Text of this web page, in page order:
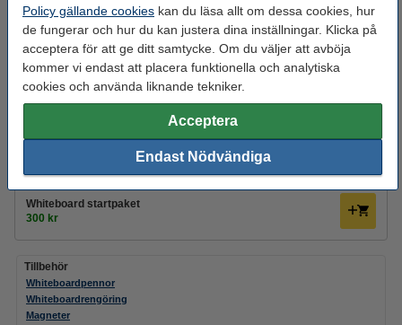
Policy gällande cookies kan du läsa allt om dessa cookies, hur
de fungerar och hur du kan justera dina inställningar. Klicka på
acceptera för att ge ditt samtycke. Om du väljer att avböja
kommer vi endast att placera funktionella och analytiska
cookies och använda liknande tekniker.
Acceptera
Endast Nödvändiga
i lager
5 500 kr Beställ
Glöm inte att beställa!
Whiteboardpenna 2.5mm | 123ink | sorterade färger | 4st
Magnet 20mm svart | 123ink 10st
32 kr
Whiteboard startpaket
300 kr
Tillbehör
Whiteboardpennor
Whiteboardrengöring
Magneter